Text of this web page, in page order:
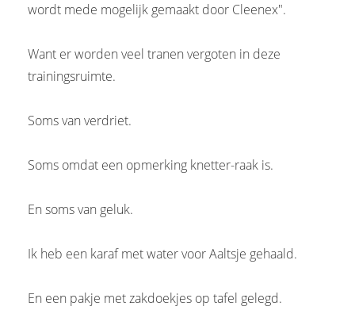
wordt mede mogelijk gemaakt door Cleenex".
Want er worden veel tranen vergoten in deze
trainingsruimte.
Soms van verdriet.
Soms omdat een opmerking knetter-raak is.
En soms van geluk.
Ik heb een karaf met water voor Aaltsje gehaald.
En een pakje met zakdoekjes op tafel gelegd.